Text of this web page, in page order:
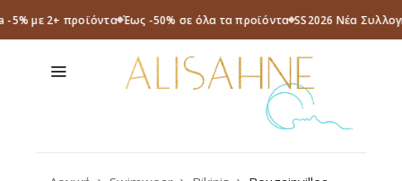
-5% με 2+ προϊόντα Έως -50% σε όλα τα προϊόντα SS2026 Νέα